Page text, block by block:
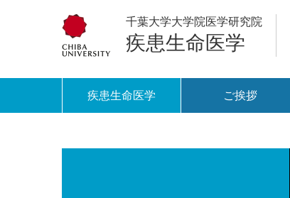
千葉大学大学院医学研究院
疾患生命医学
疾患生命医学 ご挨拶